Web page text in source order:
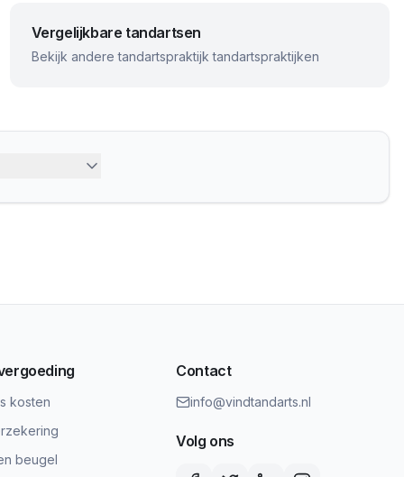
Vergelijkbare tandartsen
Bekijk anderetandartspraktijk tandartspraktijken
kosten
beugel
Contact
info@vindtandarts.nl
Volg ons